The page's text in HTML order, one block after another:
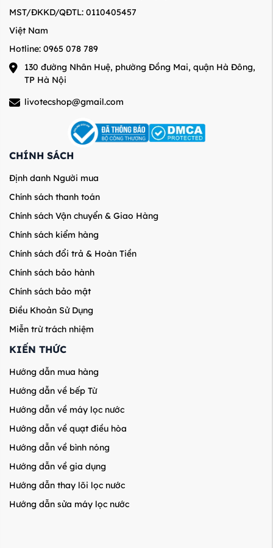
MST/ĐKKD/QĐTL: 0110405457
Việt Nam
Hotline: 0965 078 789
130 đường Nhân Huệ, phường Đồng Mai, quận Hà Đông,
TP Hà Nội
livotecshop@gmail.com
CHÍNH SÁCH
Định danh Người mua
Chính sách thanh toán
Chính sách Vận chuyển & Giao Hàng
Chính sách kiểm hàng
Chính sách đổi trả & Hoàn Tiền
Chính sách bảo hành
Chính sách bảo mật
Điều Khoản Sử Dụng
Miễn trừ trách nhiệm
KIẾN THỨC
Hướng dẫn mua hàng
Hướng dẫn về bếp Từ
Hướng dẫn về máy lọc nước
Hướng dẫn về quạt điều hòa
Hướng dẫn về bình nóng
Hướng dẫn về gia dụng
Hướng dẫn thay lõi lọc nước
Hướng dẫn sửa máy lọc nước